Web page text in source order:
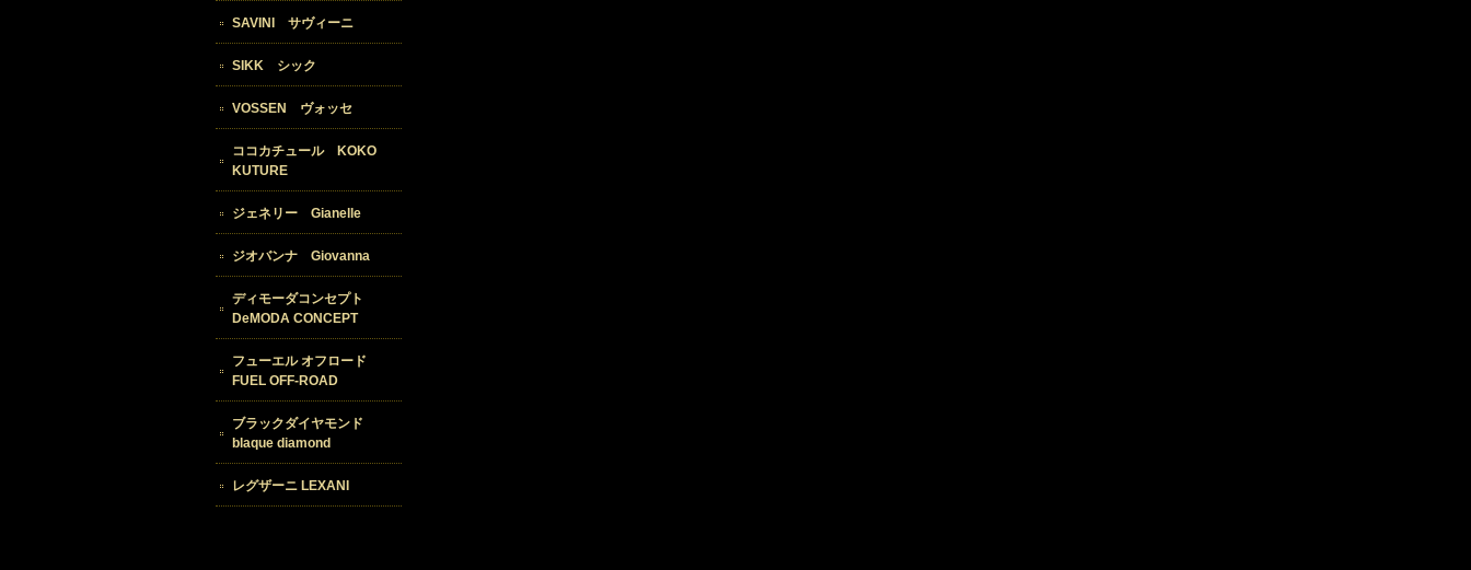
SAVINI サヴィーニ
SIKK シック
VOSSEN ヴォッセ
ココカチュール KOKO
KUTURE
ジェネリー Gianelle
ジオバンナ Giovanna
ディモーダコンセプト
DeMODA CONCEPT
フューエル オフロード
FUEL OFF-ROAD
ブラックダイヤモンド
blaque diamond
レグザーニ LEXANI